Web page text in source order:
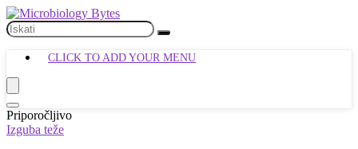
CLICK TO ADD YOUR MENU
Priporočljivo
Izguba teže